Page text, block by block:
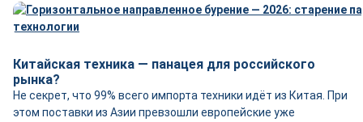
Китайская техника — панацея для российского
рынка?
Не секрет, что 99% всего импорта техники идёт из Китая. При
этом поставки из Азии превзошли европейские уже